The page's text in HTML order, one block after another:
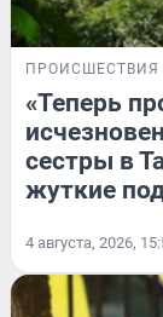
ПРОИСШЕСТВИЯ
«Теперь
сестры в
жуткие
4 августа, 2026,